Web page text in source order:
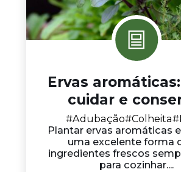
Ervas
cuidar e
#Adubação#Colheita
Plantar ervas aromáticas
uma excelente forma
ingredientes frescos
para cozinhar....